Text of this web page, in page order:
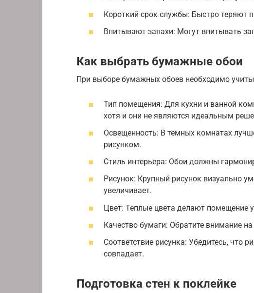
Короткий срок службы: Быстро теряют
Впитывают запахи: Могут впитывать
Как выбрать бумажные обои
При выборе бумажных обоев необходимо
Тип помещения: Для кухни и ванной
хотя и они не являются идеальным
Освещенность: В темных комнатах
рисунком.
Стиль интерьера: Обои должны
Рисунок: Крупный рисунок визуально
увеличивает.
Цвет: Теплые цвета делают помещение
Качество бумаги: Обратите внимание
Соответствие рисунка: Убедитесь, что
совпадает.
Подготовка стен к поклейке